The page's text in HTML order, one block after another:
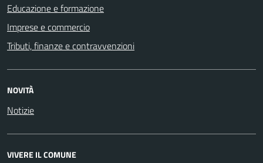
Educazione e formazione
Imprese e commercio
Tributi, finanze e contravvenzioni
NOVITÀ
Notizie
VIVERE IL COMUNE